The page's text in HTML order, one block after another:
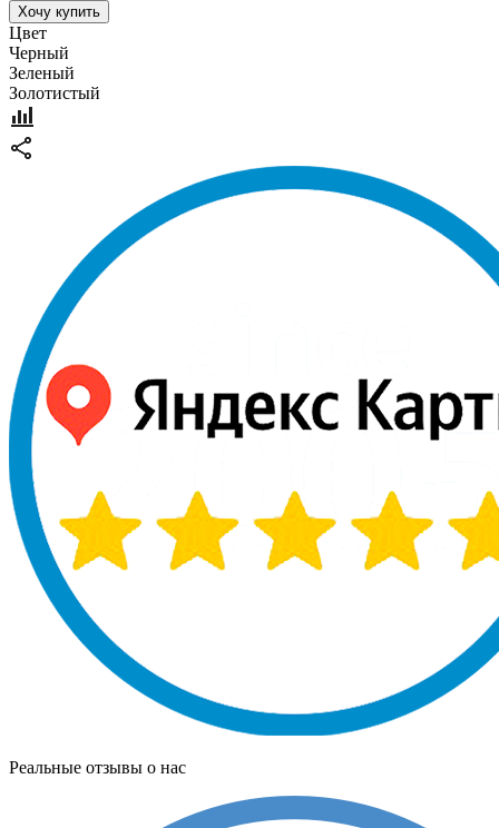
Хочу купить
Цвет
Черный
Зеленый
Золотистый
Реальные отзывы о нас